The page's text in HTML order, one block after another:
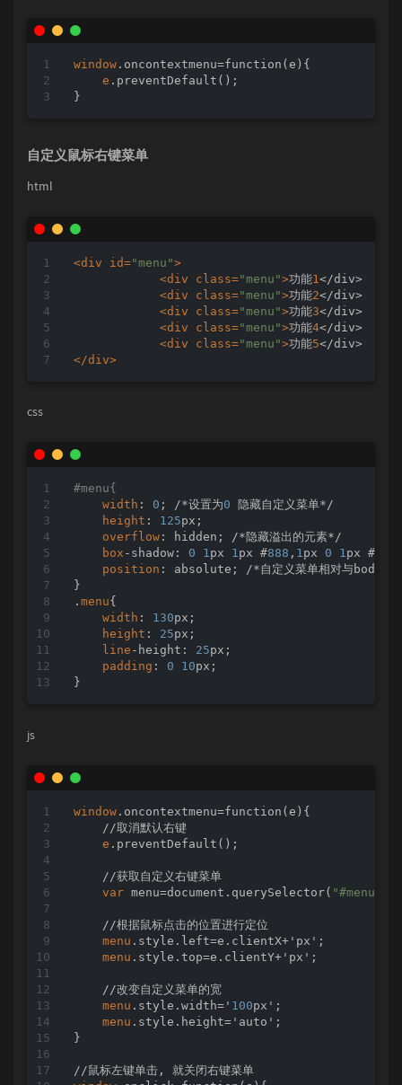
window .oncontextmenu=function(e){
e .preventDefault();
}
自定义鼠标右键菜单
html
<div id="menu">
<div class="menu">功能1 </div>
<div class="menu">功能2</div>
<div class="menu">功能3</div>
<div class="menu">功能4</div>
<div class="menu">功能5
</div>
css
#menu{
width : 0 ; /*设置为0 隐藏自定义菜单*/
height : 125px;
overflow : hidden; /*隐藏溢出的元素*/
box -shadow: 0 1px 1px #888 , 1px 0 1px
position : absolute; /*自定义菜单相对与body元
}
. menu{
width : 130px;
height : 25px;
line -height: 25px;
padding : 0 10px;
}
js
window .oncontextmenu=function(e){
    //取消默认右键
e .preventDefault();
    //获取自定义右键菜单
var menu=document.querySelector( "#menu"
    //根据鼠标点击的位置进行定位
menu .style.left=e.clientX+'px';
menu .style.top=e.clientY+'px';
    //改变自定义菜单的宽
menu .style.width=' 100px';
menu .style.height='auto';
}